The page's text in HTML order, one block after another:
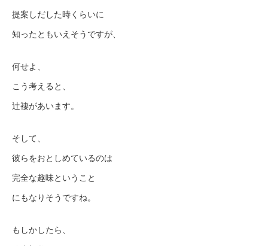
提案しだした時くらいに
知ったともいえそうですが、
何せよ、
こう考えると、
辻褄があいます。
そして、
彼らをおとしめているのは
完全な趣味ということ
にもなりそうですね。
もしかしたら、